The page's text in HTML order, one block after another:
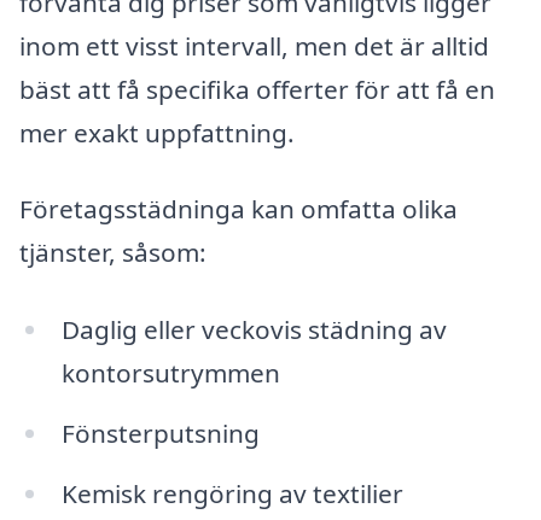
inom ett visst intervall, men det är alltid
bäst att få specifika offerter för att få en
mer exakt uppfattning.
Företagsstädninga kan omfatta olika
tjänster, såsom:
Daglig eller veckovis städning av
kontorsutrymmen
Fönsterputsning
Kemisk rengöring av textilier